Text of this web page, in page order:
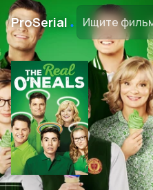
ProSerial ․